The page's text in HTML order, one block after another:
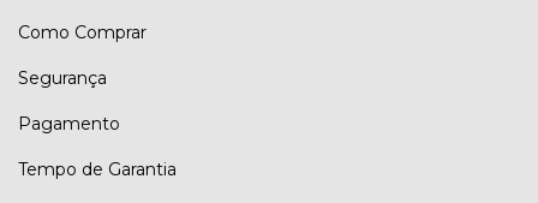
Como Comprar
Segurança
Pagamento
Tempo de Garantia